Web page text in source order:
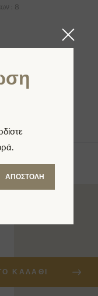
: 8
ΚΑΛΆΘΙ
ΑΠΟΣΤΟΛΉ